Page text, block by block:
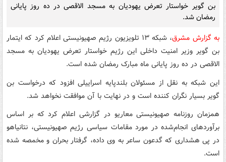
بن گویر خواستار تعرض یهودیان به مسجد الاقصی در ده روز پایانی
رمضان شد.
به گزارش مشرق
، شبکه ۱۳ تلویزیون رژیم صهیونیستی اعلام کرد که ایتمار
بن گویر وزیر امنیت داخلی این رژیم خواستار تعرض یهودیان به مسجد
الاقصی در ده روز پایانی ماه مبارک رمضان شده است.
این شبکه به نقل از مسئولان بلندپایه اسراییلی افزود که درخواست بن
گویر بسیار نگران کننده است و در نهایت با آن موافقت نخواهد شد.
همزمان روزنامه صهیونیستی معاریو در گزارشی اعلام کرد که بر اساس
برآوردهای انجام‌شده در مورد مقامات سیاسی رژیم صهیونیستی، نتانیاهو
در پی هشداری که گدعون ساعر به وی داده، گرفتار بحران و مخمصه شده
است.